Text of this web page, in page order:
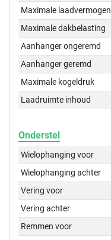
Maximale laadvermogen
Maximale dakbelasting
Aanhanger ongeremd
Aanhanger geremd
Maximale kogeldruk
Laadruimte inhoud
Onderstel
Wielophanging voor
Wielophanging achter
Vering voor
Vering achter
Remmen voor